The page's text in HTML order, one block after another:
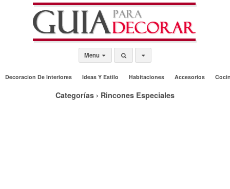
Menu
Decoracion De Interiores Ideas Y Estilo Habitaciones Accesorios
Categorías › Rincones Especiales